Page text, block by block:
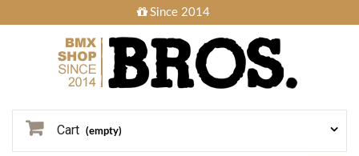
Since 2014
Cart (empty)